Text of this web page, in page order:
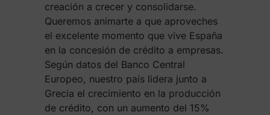
creación a crecer y consolidarse.
Queremos animarte a que aproveches
el excelente momento que vive España
en la concesión de crédito a empresas.
Según datos del Banco Central
Europeo, nuestro país lidera junto a
Grecia el crecimiento en la producción
de crédito, con un aumento del 15%